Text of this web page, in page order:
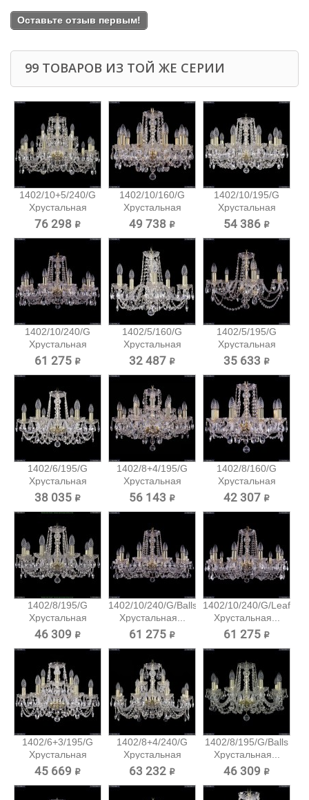
Оставьте отзыв первым!
99 ТОВАРОВ ИЗ ТОЙ ЖЕ СЕРИИ
1402/10+5/240/G
Хрустальная
подвесная...
76 298 ₽
1402/10/160/G
Хрустальная
подвесная...
49 738 ₽
1402/10/195/G
Хрустальная
подвесная...
54 386 ₽
1402/10/240/G
Хрустальная
подвесная...
61 275 ₽
1402/5/160/G
Хрустальная
подвесная...
32 487 ₽
1402/5/195/G
Хрустальная
подвесная...
35 633 ₽
1402/6/195/G
Хрустальная
подвесная...
38 035 ₽
1402/8+4/195/G
Хрустальная
подвесная...
56 143 ₽
1402/8/160/G
Хрустальная
подвесная...
42 307 ₽
1402/8/195/G
Хрустальная
подвесная...
46 309 ₽
1402/10/240/G/Balls
Хрустальная...
61 275 ₽
1402/10/240/G/Leafs
Хрустальная...
61 275 ₽
1402/6+3/195/G
Хрустальная
подвесная...
45 669 ₽
1402/8+4/240/G
Хрустальная
подвесная...
63 232 ₽
1402/8/195/G/Balls
Хрустальная...
46 309 ₽